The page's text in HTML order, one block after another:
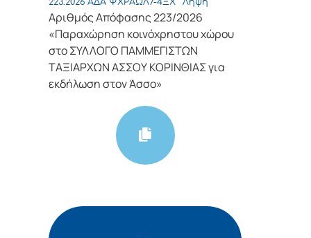
Αριθμός Απόφασης 223/2026
«Παραχώρηση κοινόχρηστου χώρου
στο ΣΥΛΛΟΓΟ ΠΑΜΜΕΓΙΣΤΩΝ
ΤΑΞΙΑΡΧΩΝ ΑΣΣΟΥ ΚΟΡΙΝΘΙΑΣ για
εκδήλωση στον Άσσο»